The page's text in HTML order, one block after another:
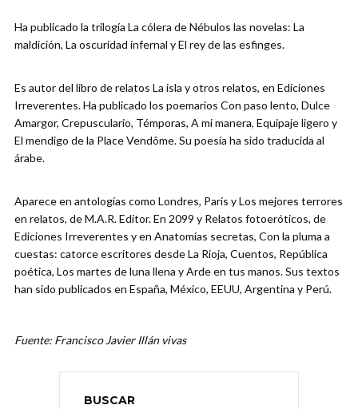
Ha publicado la trilogía La cólera de Nébulos las novelas: La
maldición, La oscuridad infernal y El rey de las esfinges.
Es autor del libro de relatos La isla y otros relatos, en Ediciones
Irreverentes. Ha publicado los poemarios Con paso lento, Dulce
Amargor, Crepusculario, Témporas, A mi manera, Equipaje ligero y
El mendigo de la Place Vendôme. Su poesía ha sido traducida al
árabe.
Aparece en antologías como Londres, París y Los mejores terrores
en relatos, de M.A.R. Editor. En 2099 y Relatos fotoeróticos, de
Ediciones Irreverentes y en Anatomías secretas, Con la pluma a
cuestas: catorce escritores desde La Rioja, Cuentos, República
poética, Los martes de luna llena y Arde en tus manos. Sus textos
han sido publicados en España, México, EEUU, Argentina y Perú.
Fuente: Francisco Javier Illán vivas
BUSCAR